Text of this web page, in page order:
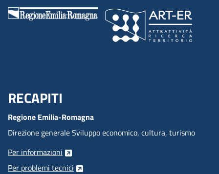
Menu Footer
RECAPITI
Regione Emilia-Romagna
Direzione generale Sviluppo economico, cultura, turismo
Per informazioni
Per problemi tecnici